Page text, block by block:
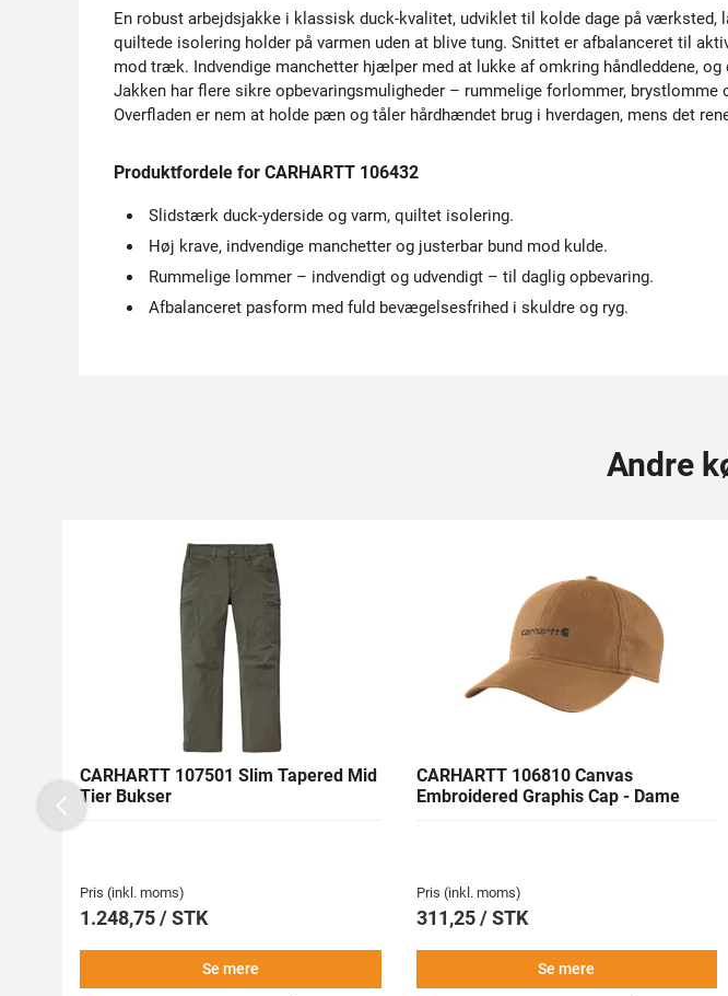
En robust arbejdsjakke i klassisk duck-kvalitet, udviklet til kolde dage på
quiltede isolering holder på varmen uden at blive tung. Snittet er afbalanceret til
mod træk. Indvendige manchetter hjælper med at lukke af omkring håndleddene,
Jakken har flere sikre opbevaringsmuligheder – rummelige forlommer,
Overfladen er nem at holde pæn og tåler hårdhændet brug i hverdagen, mens det
Produktfordele for CARHARTT 106432
Slidstærk duck-yderside og varm, quiltet isolering.
Høj krave, indvendige manchetter og justerbar bund mod kulde.
Rummelige lommer – indvendigt og udvendigt – til daglig opbevaring.
Afbalanceret pasform med fuld bevægelsesfrihed i skuldre og ryg.
Andre
CARHARTT 107501 Slim Tapered Mid
Tier Bukser
Pris (inkl. moms)
1.248,75 / STK
Se mere
CARHARTT 106810 Canvas
Embroidered Graphis Cap - Dame
Pris (inkl. moms)
311,25 / STK
Se mere
Previous